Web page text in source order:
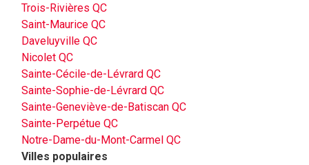
Trois-Rivières QC
Saint-Maurice QC
Daveluyville QC
Nicolet QC
Sainte-Cécile-de-Lévrard QC
Sainte-Sophie-de-Lévrard QC
Sainte-Geneviève-de-Batiscan QC
Sainte-Perpétue QC
Notre-Dame-du-Mont-Carmel QC
Villes populaires